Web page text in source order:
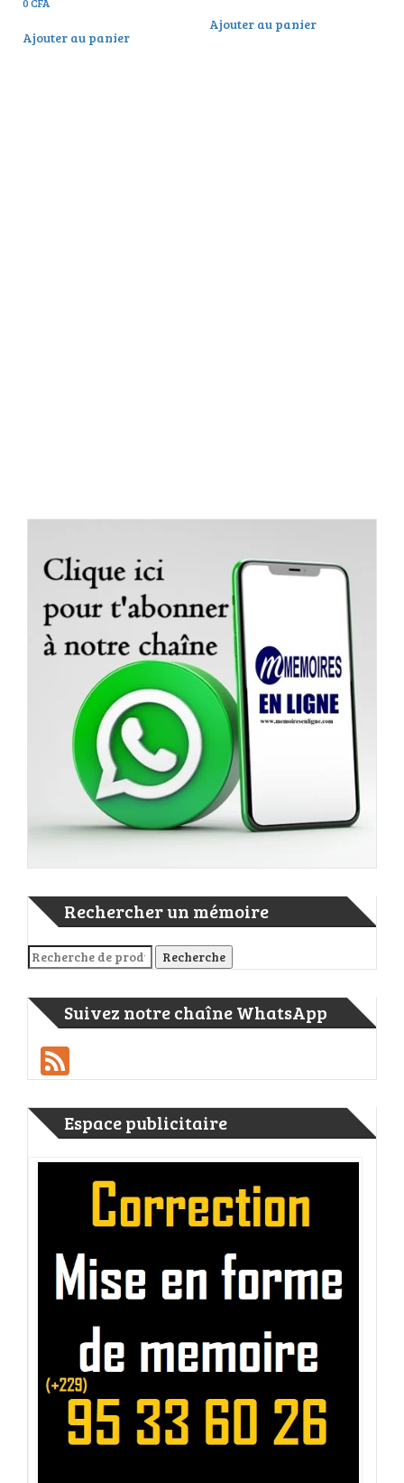
Ajouter au panier
Ajouter au panier
Rechercher un mémoire
Recherche pour : Recherche
Suivez notre chaîne WhatsApp
Espace publicitaire